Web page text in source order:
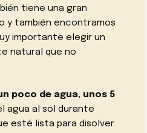
tiene una gran
y también encontramos
importante elegir un
natural que no
poco de agua, unos 5
agua al sol durante
esté lista para disolver